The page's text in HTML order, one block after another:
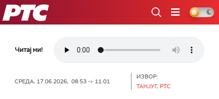
РТС
Читај ми!
СРЕДА, 17.06.2026, 08:53 -> 11:01
ИЗВОР:
ТАНЈУГ, РТС